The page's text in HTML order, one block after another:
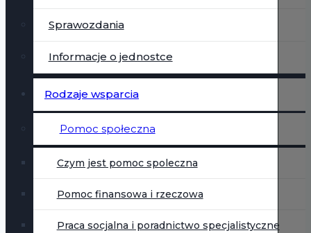
Sprawozdania
Informacje o jednostce
Rodzaje wsparcia
Pomoc społeczna
Czym jest pomoc spoleczna
Pomoc finansowa i rzeczowa
Praca socjalna i poradnictwo specjalistyczne